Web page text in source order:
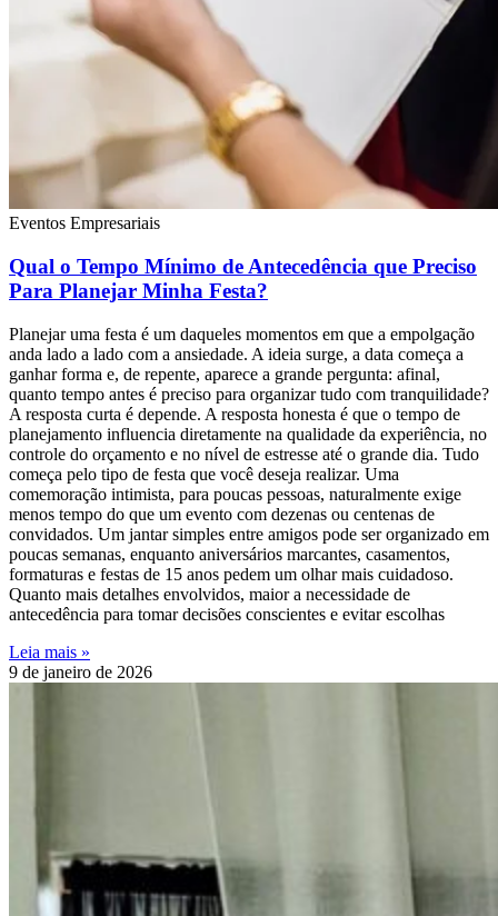
Eventos Empresariais
Qual o Tempo Mínimo de Antecedência que Preciso
Para Planejar Minha Festa?
Planejar uma festa é um daqueles momentos em que a empolgação
anda lado a lado com a ansiedade. A ideia surge, a data começa a
ganhar forma e, de repente, aparece a grande pergunta: afinal,
quanto tempo antes é preciso para organizar tudo com tranquilidade?
A resposta curta é depende. A resposta honesta é que o tempo de
planejamento influencia diretamente na qualidade da experiência, no
controle do orçamento e no nível de estresse até o grande dia. Tudo
começa pelo tipo de festa que você deseja realizar. Uma
comemoração intimista, para poucas pessoas, naturalmente exige
menos tempo do que um evento com dezenas ou centenas de
convidados. Um jantar simples entre amigos pode ser organizado em
poucas semanas, enquanto aniversários marcantes, casamentos,
formaturas e festas de 15 anos pedem um olhar mais cuidadoso.
Quanto mais detalhes envolvidos, maior a necessidade de
antecedência para tomar decisões conscientes e evitar escolhas
Leia mais »
9 de janeiro de 2026